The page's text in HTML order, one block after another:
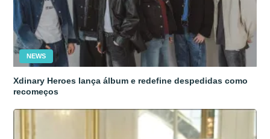
NEWS
Xdinary Heroes lança álbum e redefine despedidas como
recomeços